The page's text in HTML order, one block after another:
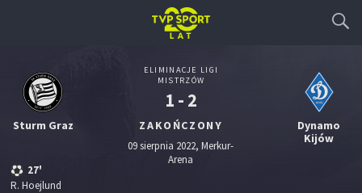
Sturm Graz
27'
R. Hoejlund
ELIMINACJE LIGI
MISTRZÓW
1 - 2
ZAKOŃCZONY
09 sierpnia 2022, Merkur-
Arena
Dynamo
Kijów